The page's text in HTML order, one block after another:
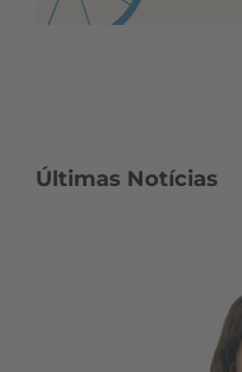
Últimas Notícias